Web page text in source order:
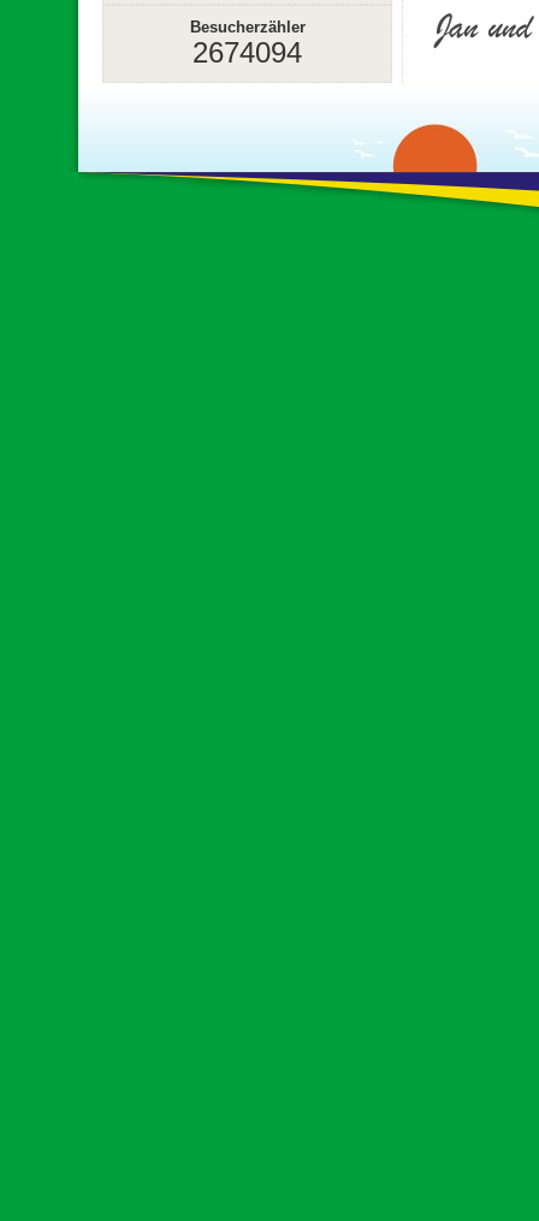
Besucherzähler
2674094